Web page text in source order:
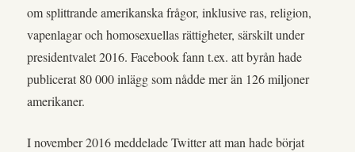
om splittrande amerikanska frågor, inklusive ras, religion,
vapenlagar och homosexuellas rättigheter, särskilt under
presidentvalet 2016. Facebook fann t.ex. att byrån hade
publicerat 80 000 inlägg som nådde mer än 126 miljoner
amerikaner.
I november 2016 meddelade Twitter att man hade börjat